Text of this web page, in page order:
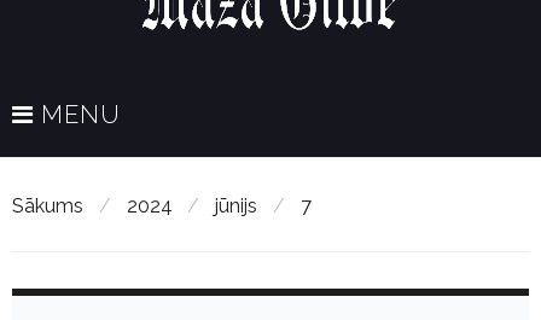
MENU
Sākums / 2024 / jūnijs / 7